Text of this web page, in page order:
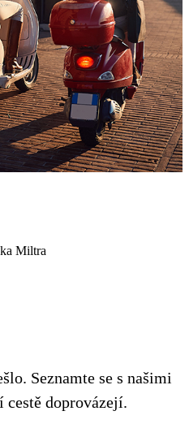
Seznamte se s našimi
doprovázejí.